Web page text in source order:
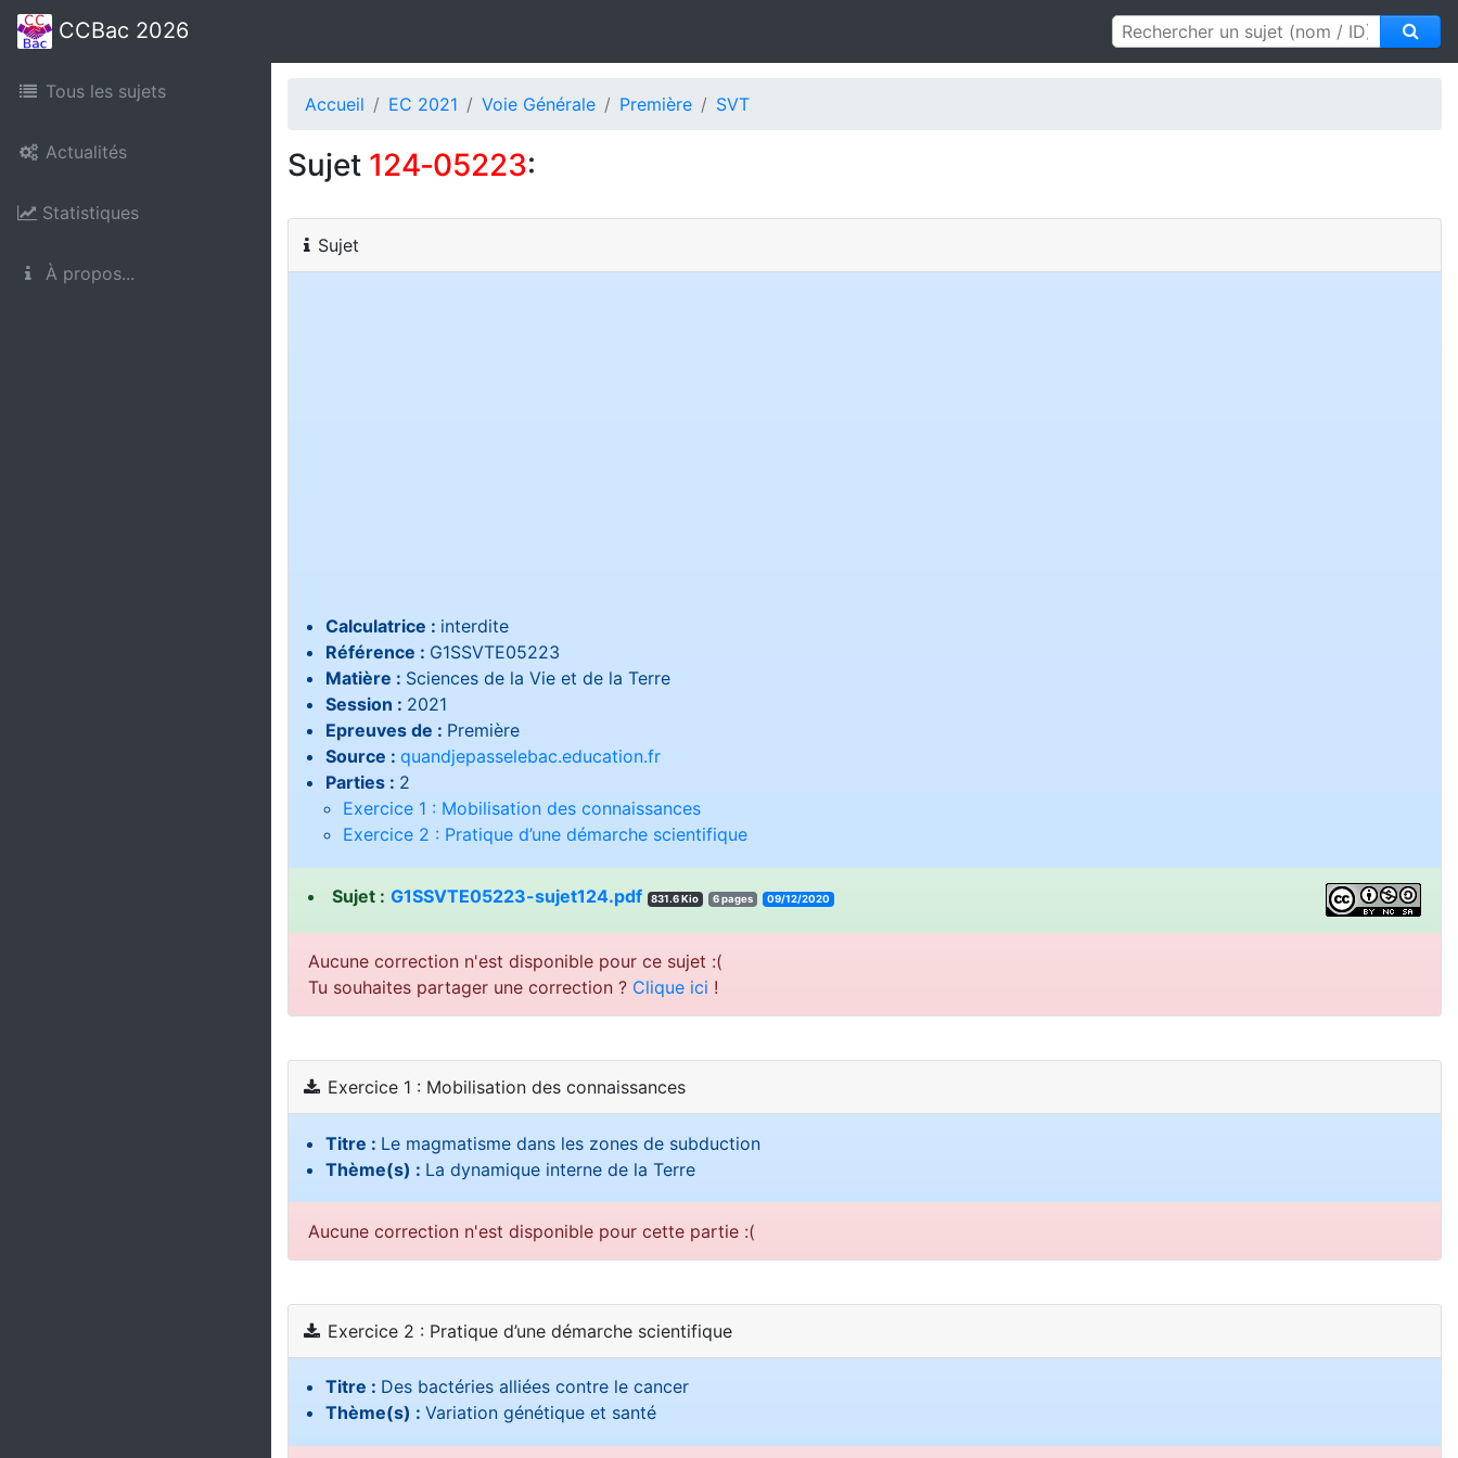
CCBac 2026
Tous les sujets
Actualités
Statistiques
À propos...
Accueil EC 2021 Voie Générale Première SVT
Sujet 124‑05223:
Sujet
Calculatrice : interdite
Référence : G1SSVTE05223
Matière : Sciences de la Vie et de la Terre
Session : 2021
Epreuves de : Première
Source : quandjepasselebac.education.fr
Parties : 2
Exercice 1 : Mobilisation des connaissances
Exercice 2 : Pratique d’une démarche scientifique
Sujet : G1SSVTE05223-sujet124.pdf 831.6 Kio 6 pages 09/12/2020
Aucune correction n'est disponible pour ce sujet :(
Tu souhaites partager une correction ? Clique ici !
Exercice 1 : Mobilisation des connaissances
Titre : Le magmatisme dans les zones de subduction
Thème(s) : La dynamique interne de la Terre
Aucune correction n'est disponible pour cette partie :(
Exercice 2 : Pratique d’une démarche scientifique
Titre : Des bactéries alliées contre le cancer
Thème(s) : Variation génétique et santé